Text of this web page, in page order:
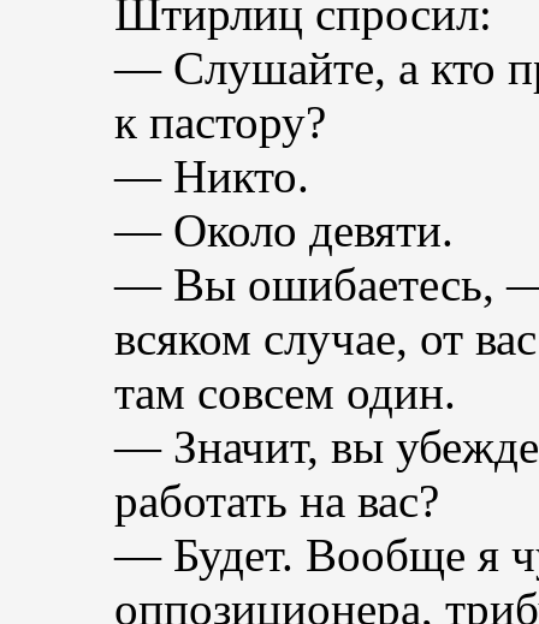
Штирлиц спросил:
— Слушайте, а кто
к пастору?
— Никто.
— Около девяти.
— Вы ошибаетесь,
всяком случае, от
там совсем один.
— Значит, вы
работать на вас?
— Будет. Вообще я
оппозиционера,